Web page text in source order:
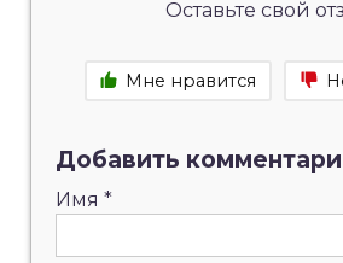
Оставьте свой
Мне нравится
Добавить
Имя *